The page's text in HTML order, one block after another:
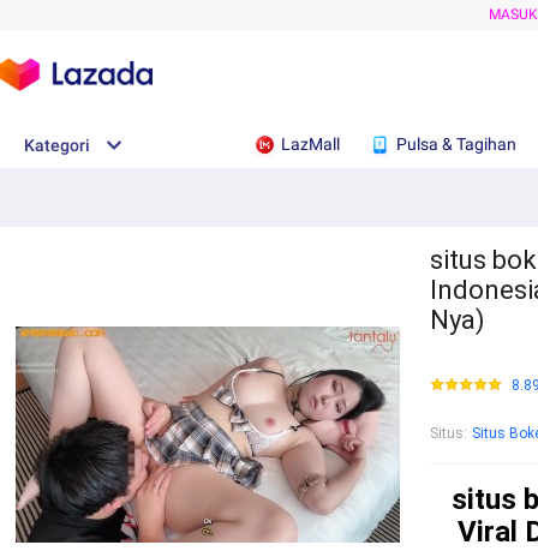
Kategori LazMall Pulsa & Tagihan
situs
Nya)
Situs: Situs
situs
Viral